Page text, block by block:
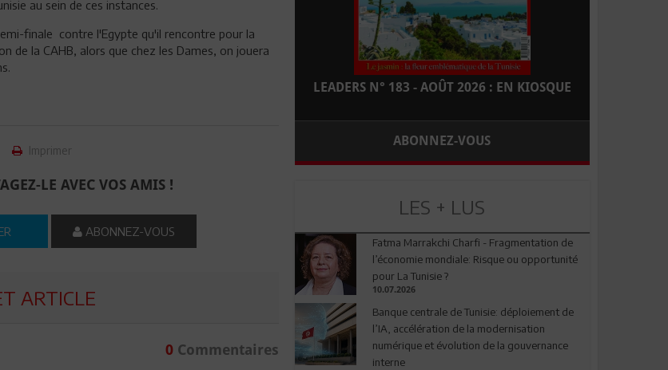
au sein de ces instances.
finale contre l'Egypte qu'il rencontre pour la
de la CAHB, alors que chez les Dames, on jouera
Imprimer
LE AVEC VOS AMIS !
ABONNEZ-VOUS
ARTICLE
0Commentaires
LEADERS N° 183 - AOÛT 2026 : EN KIOSQUE
ABONNEZ-VOUS
LES + LUS
Fatma Marrakchi Charfi - Fragmentation de
l’économie mondiale: Risque ou opportunité
pour La Tunisie ?
10.07.2026
Banque centrale de Tunisie: déploiement de
l’IA, accélération de la modernisation
numérique et évolution de la gouvernance
interne